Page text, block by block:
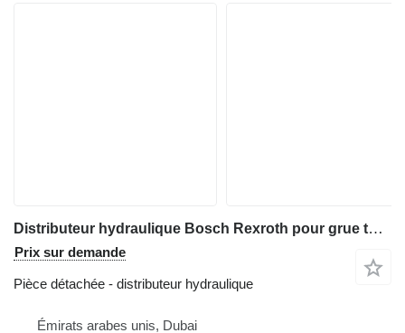
Distributeur hydraulique Bosch Rexroth pour grue tout-terrain Tadano ATF-80
Prix sur demande
Pièce détachée - distributeur hydraulique
Émirats arabes unis, Dubai